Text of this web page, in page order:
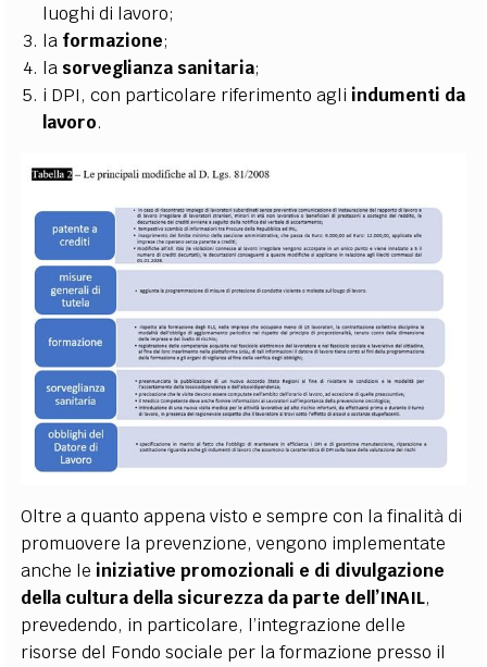
luoghi di lavoro;
la formazione;
la sorveglianza sanitaria;
i DPI, con particolare riferimento agli indumenti da
lavoro.
Oltre a quanto appena visto e sempre con la finalità di
promuovere la prevenzione, vengono implementate
anche le iniziative promozionali e di divulgazione
della cultura della sicurezza da parte dell’INAIL,
prevedendo, in particolare, l’integrazione delle
risorse del Fondo sociale per la formazione presso il